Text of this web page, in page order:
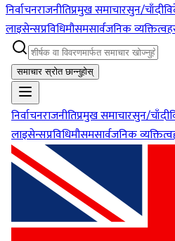
निर्वाचनराजनीतिप्रमुख समाचारसुन/चाँदी
लाइसेन्सप्रविधिमौसमसार्वजनिक
समाचार स्रोत छान्नुहोस्
निर्वाचनराजनीतिप्रमुख समाचारसुन/चाँदी
लाइसेन्सप्रविधिमौसमसार्वजनिक